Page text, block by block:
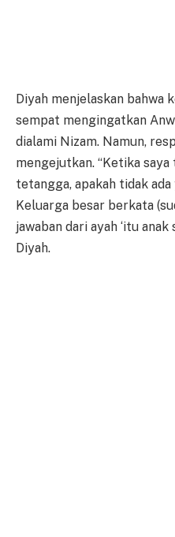
Diyah menjelaskan bahwa
sempat mengingatkan
dialami Nizam. Namun,
mengejutkan. “Ketika
tetangga, apakah tidak
Keluarga besar berkata
jawaban dari ayah ‘itu anak
Diyah.